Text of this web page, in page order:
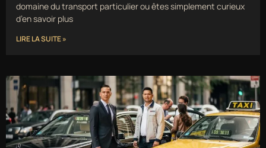
domaine du transport particulier ou êtes simplement curieux
d’en savoir plus
LIRE LA SUITE »